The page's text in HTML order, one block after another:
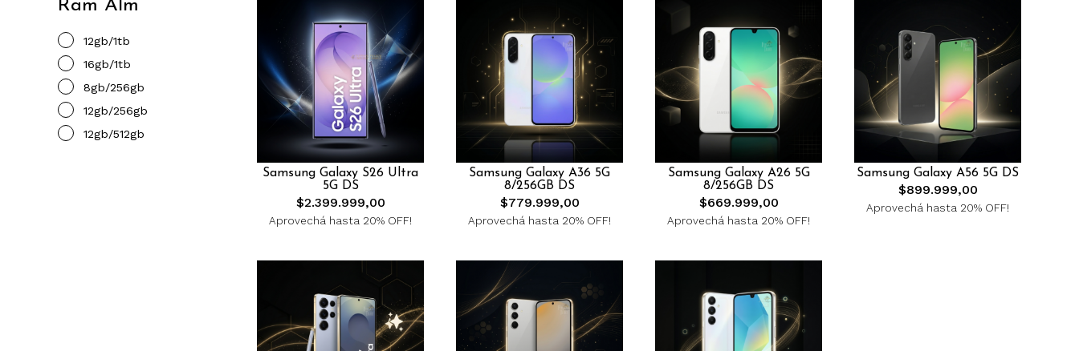
Ram Alm
12gb/1tb
16gb/1tb
8gb/256gb
12gb/256gb
12gb/512gb
Samsung Galaxy S26 Ultra
5G DS
$2.399.999,00
Aprovechá hasta 20% OFF!
Samsung Galaxy A36 5G
8/256GB DS
$779.999,00
Aprovechá hasta 20% OFF!
Samsung Galaxy A26 5G
8/256GB DS
$669.999,00
Aprovechá hasta 20% OFF!
Samsung Galaxy A56 5G DS
$899.999,00
Aprovechá hasta 20% OFF!